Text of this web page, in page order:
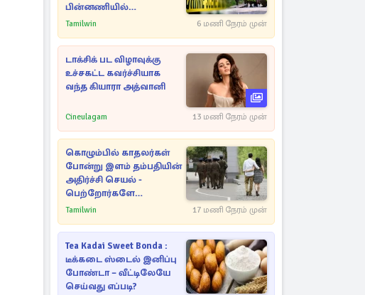
பின்னணியில்
மறைந்துள்ள மர்மம்
Tamilwin 6 மணி நேரம் முன்
டாக்சிக் பட விழாவுக்கு
உச்சகட்ட கவர்ச்சியாக
வந்த கியாரா அத்வானி
Cineulagam 13 மணி நேரம் முன்
கொழும்பில் காதலர்கள்
போன்று இளம் தம்பதியின்
அதிர்ச்சி செயல் -
பெற்றோர்களே
எச்சரிக்கை
Tamilwin 17 மணி நேரம் முன்
Tea Kadai Sweet Bonda :
டீக்கடை ஸ்டைல் இனிப்பு
போண்டா – வீட்டிலேயே
செய்வது எப்படி?